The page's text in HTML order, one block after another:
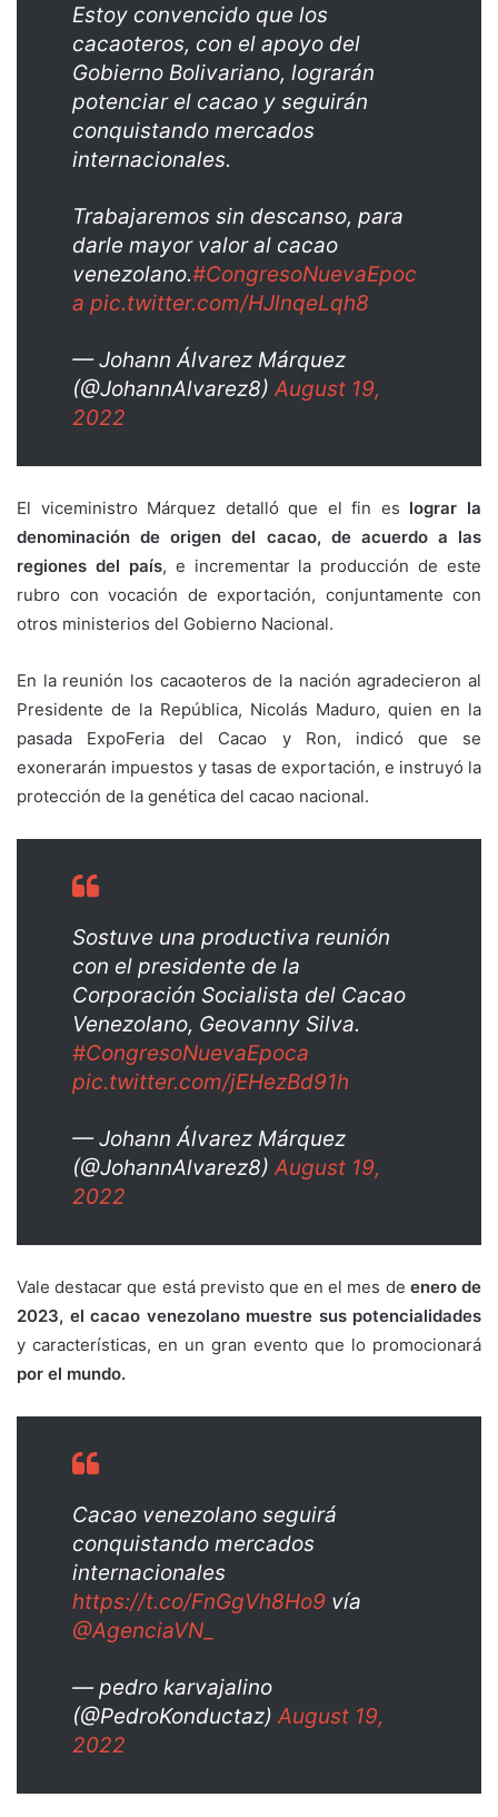
Estoy convencido que los
cacaoteros, con el apoyo del
Gobierno Bolivariano, lograrán
potenciar el cacao y seguirán
conquistando mercados
internacionales.
Trabajaremos sin descanso, para
darle mayor valor al cacao
venezolano.#CongresoNuevaEpoc
a pic.twitter.com/HJlnqeLqh8
— Johann Álvarez Márquez
(@JohannAlvarez8)August 19,
2022
El viceministro Márquez detalló que el fin es lograr la
denominación de origen del cacao, de acuerdo a las
regiones del país, e incrementar la producción de este
rubro con vocación de exportación, conjuntamente con
otros ministerios del Gobierno Nacional.
En la reunión los cacaoteros de la nación agradecieron al
Presidente de la República, Nicolás Maduro, quien en la
pasada ExpoFeria del Cacao y Ron, indicó que se
exonerarán impuestos y tasas de exportación, e instruyó la
protección de la genética del cacao nacional.
Sostuve una productiva reunión
con el presidente de la
Corporación Socialista del Cacao
Venezolano, Geovanny Silva.
#CongresoNuevaEpoca
pic.twitter.com/jEHezBd91h
— Johann Álvarez Márquez
(@JohannAlvarez8)August 19,
2022
Vale destacar que está previsto que en el mes de enero de
2023, el cacao venezolano muestre sus potencialidades
y características, en un gran evento que lo promocionará
por el mundo.
Cacao venezolano seguirá
conquistando mercados
internacionales
https://t.co/FnGgVh8Ho9 vía
@AgenciaVN_
— pedro karvajalino
(@PedroKonductaz)August 19,
2022